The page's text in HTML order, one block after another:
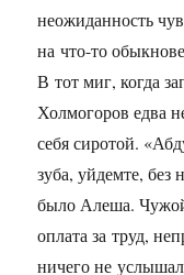
неожиданность
на что-то
В тот миг, когда
Холмогоров едва
себя сиротой.
зуба, уйдемте,
было Алеша. Чужой
оплата за труд,
ничего не